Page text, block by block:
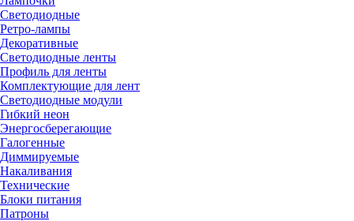
Светодиодные
Ретро-лампы
Декоративные
Светодиодные ленты
Профиль для ленты
Комплектующие для лент
Светодиодные модули
Гибкий неон
Энергосберегающие
Галогенные
Диммируемые
Накаливания
Технические
Блоки питания
Патроны